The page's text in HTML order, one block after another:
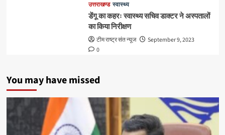
उत्तराखण्ड स्वास्थ्य
डेंगू का कहरः स्वास्थ्य सचिव डाक्टर ने अस्पतालों
का किया निरीक्षण
टीम राष्ट्र संत न्यूज
September 9, 2023
0
You may have missed